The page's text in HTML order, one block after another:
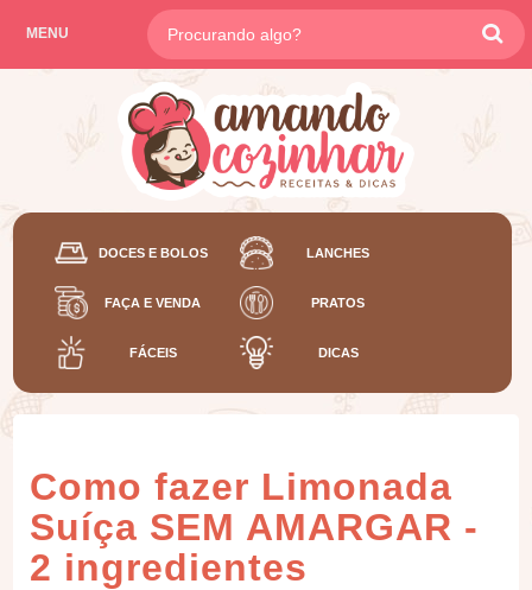
MENU
DOCES E BOLOS LANCHES
FAÇA E VENDA PRATOS
FÁCEIS DICAS
Como fazer Limonada
Suíça SEM AMARGAR -
2 ingredientes